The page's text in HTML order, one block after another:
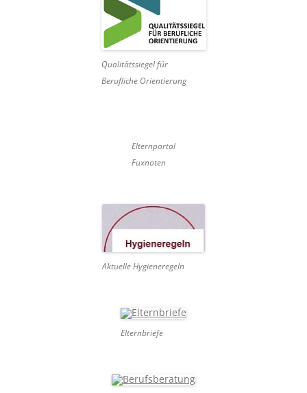
Qualitätssiegel für
Berufliche Orientierung
Elternportal
Fuxnoten
Aktuelle Hygieneregeln
Elternbriefe